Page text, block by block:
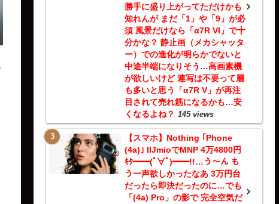
勝手に盛り上がってただけかも
知れんが まだ「1」や「9」が必
須 風景だけなら「α7R VI」で十
分かな？ 静止画（メカシャッタ
ー）での進化が明らかでないと
中途半端になりそう…高画素機
が欲しいけど 連写は不要って層
も多いと思う「α7R V」が再注
目されて売れ筋になるかも…安
くなるよね？ 145 views
【スマホ】Nothing ｢Phone
(4a)｣ IIJmioでMNP 4万4800円
ｷﾀ━━(ﾟ∀ﾟ)━━!!…う～ん も
う一声欲しかったなあ 3万円台
だったら即決だったのに…でも
「(4a) Pro」の影で 完全空気だ